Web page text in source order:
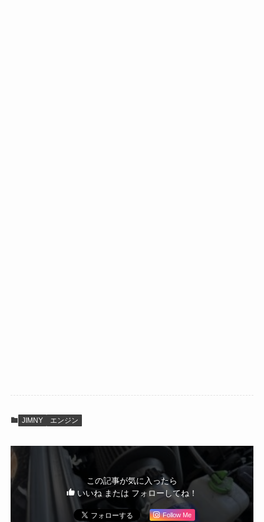
JIMNY エンジン
この記事が気に入ったら
いいね または フォローしてね！
Follow Me